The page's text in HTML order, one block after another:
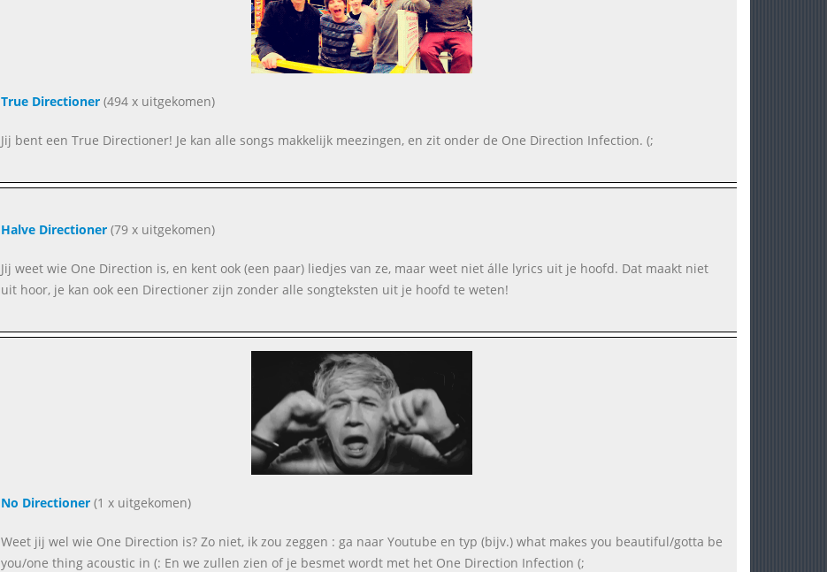
True Directioner(494 x uitgekomen)
Jij bent een True Directioner! Je kan alle songs makkelijk meezingen, en zit onder de One Direction Infection. (;
Halve Directioner(79 x uitgekomen)
Jij weet wie One Direction is, en kent ook (een paar) liedjes van ze, maar weet niet álle lyrics uit je hoofd. Dat maakt niet
uit hoor, je kan ook een Directioner zijn zonder alle songteksten uit je hoofd te weten!
No Directioner(1 x uitgekomen)
Weet jij wel wie One Direction is? Zo niet, ik zou zeggen : ga naar Youtube en typ (bijv.) what makes you beautiful/gotta be
you/one thing acoustic in (: En we zullen zien of je besmet wordt met het One Direction Infection (;